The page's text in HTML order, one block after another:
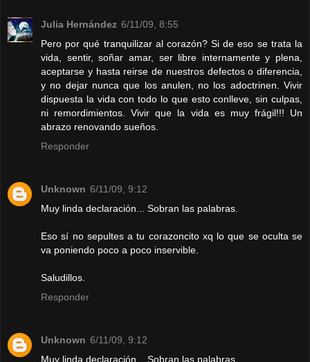
Julia Hernández 6/11/09, 8:55
Pero por qué tranquilizar al corazón? Si de eso se trata la
vida, sentir, soñar amar, ser libre internamente y plena,
aceptarse y hasta reirse de nuestros defectos o diferencia,
y no dejar nunca que los anulen, no los adoctrinen. Vivir
dispuesta la vida con todo lo que esto conlleve, sin culpas,
ni remordimientos. Vivir que la vida es muy frágil!!! Un
abrazo renovando sueños.
Responder
Unknown 6/11/09, 9:12
Muy linda declaración... Sobran las palabras.
Eso sí no sepultes a tu corazoncito xq lo que se oculta se
va poniendo poco a poco inservible.
Saludillos.
Responder
Unknown 6/11/09, 9:12
Muy linda declaración... Sobran las palabras.